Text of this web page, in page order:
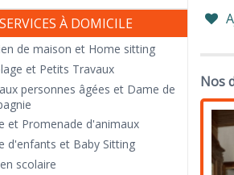
Nos
SERVICES À DOMICILE
de maison et Home sitting
et Petits Travaux
personnes âgées et Dame de
et Promenade d'animaux
d'enfants et Baby Sitting
scolaire